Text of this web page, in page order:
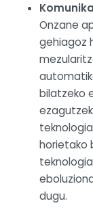
Onzane
gehiagoz
bilatzeko
horietako
dugu.